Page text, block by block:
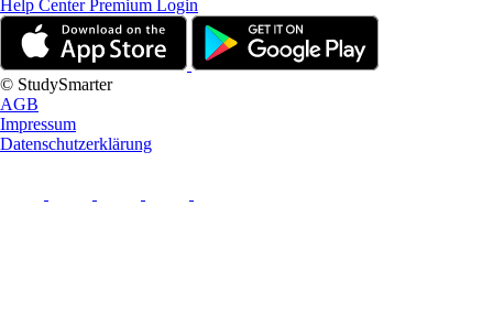
Help CenterPremium Login
© StudySmarter
AGB
Impressum
Datenschutzerklärung